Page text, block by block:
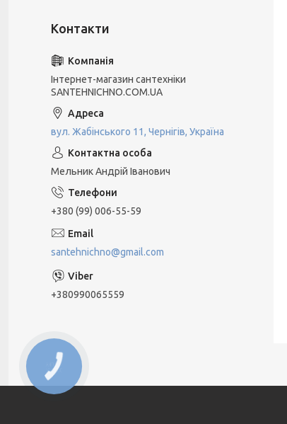
Інтернет-магазин сантехніки
SANTEHNICHNO.COM.UA
вул. Жабінського 11, Чернігів, Україна
Мельник Андрій Іванович
+380 (99) 006-55-59
santehnichno@gmail.com
+380990065559
КНОПКА
ЗВ'ЯЗКУ